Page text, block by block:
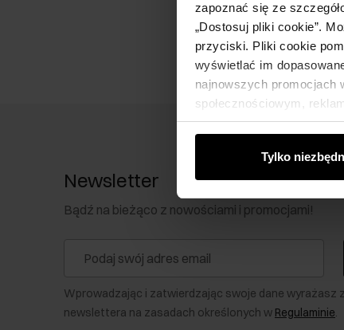
zapoznać się ze
„Dostosuj pliki cookie”.
przyciski. Pliki cookie
wyświetlać im
najnowszych promocjach
społecznościowym,
od Ciebie lub uzyskanymi
Tylko
Newsletter
Bądź na bieżąco z nowościami i promocjami!
Wprowadzając i zatwierdzając swoje dane wyrażasz
newslettera na zasadach określonych w Regulaminie.